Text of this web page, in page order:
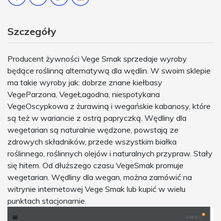
Szczegóły
Producent żywności Vege Smak sprzedaje wyroby
będące roślinną alternatywą dla wędlin. W swoim sklepie
ma takie wyroby jak: dobrze znane kiełbasy
VegeParzona, VegeŁagodna, niespotykana
VegeOscypkowa z żurawiną i wegańskie kabanosy, które
są też w wariancie z ostrą papryczką. Wędliny dla
wegetarian są naturalnie wędzone, powstają ze
zdrowych składników, przede wszystkim białka
roślinnego, roślinnych olejów i naturalnych przypraw. Stały
się hitem. Od dłuższego czasu VegeSmak promuje
wegetarian. Wędliny dla wegan, można zamówić na
witrynie internetowej Vege Smak lub kupić w wielu
punktach stacjonarnie.